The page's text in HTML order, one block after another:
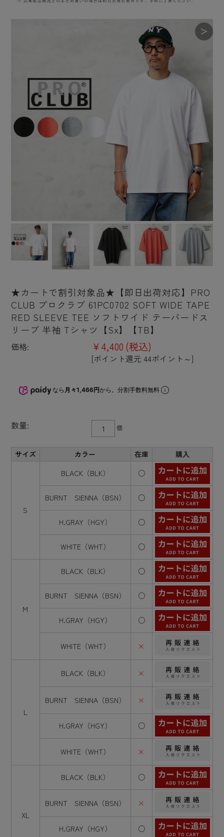
＞
★カートで割引対象品★【即日出荷対応】PRO
CLUB プロクラブ 61PC0702 SOFT WIDE TAPE
RED SLEEVE TEE ソフトワイド テーパードス
リーブ 半袖 Tシャツ【Sx】【TB】
価格: ¥4,400 (税込)
[ポイント還元 44ポイント～]
なら 月々1,466円から。分割手数料無料
数量: 個
サイズ カラー 在庫 購入
S
BLACK（BLK） ○
BURNT SIENNA（BSN） ○
H.GRAY（HGY） ○
WHITE（WHT） ○
M
BLACK（BLK） ○
BURNT SIENNA（BSN） ○
H.GRAY（HGY） ○
WHITE（WHT） ×
L
BLACK（BLK） ×
BURNT SIENNA（BSN） ×
H.GRAY（HGY） ○
WHITE（WHT） ×
XL
BLACK（BLK） ○
BURNT SIENNA（BSN） ×
H.GRAY（HGY） ○